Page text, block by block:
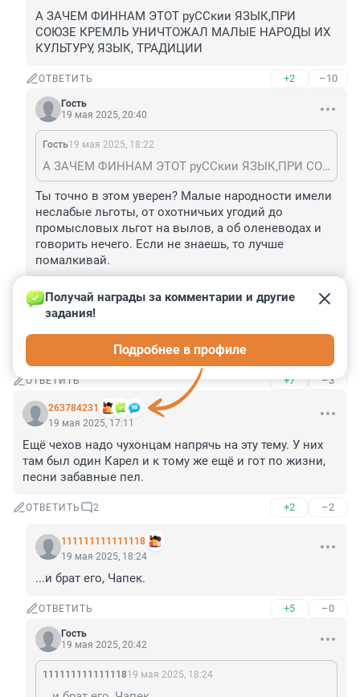
А ЗАЧЕМ ФИННАМ ЭТОТ руССкии ЯЗЫК,ПРИ
СОЮЗЕ КРЕМЛЬ УНИЧТОЖАЛ МАЛЫЕ НАРОДЫ ИХ
КУЛЬТУРУ, ЯЗЫК, ТРАДИЦИИ
ОТВЕТИТЬ +2 –10
Гость
19 мая 2025, 20:40
Гость19 мая 2025, 18:22
А ЗАЧЕМ ФИННАМ ЭТОТ руССкии ЯЗЫК,ПРИ СОЮЗЕ КРЕМЛЬ УНИЧТОЖАЛ МАЛЫЕ НАРОДЫ ИХ КУЛЬТУРУ, ЯЗЫК, ТРАДИЦИИ
Ты точно в этом уверен? Малые народности имели
неслабые льготы, от охотничьих угодий до
промысловых льгот на вылов, а об оленеводах и
говорить нечего. Если не знаешь, то лучше
помалкивай.
ОТВЕТИТЬ –1
Гость
Концлагеря тоже будут возрождать?
ОТВЕТИТЬ +7 –3
263784231
Получай награды за комментарии и другие
задания!
Подробнее в профиле
19 мая 2025, 17:11
Ещё чехов надо чухонцам напрячь на эту тему. У них
там был один Карел и к тому же ещё и гот по жизни,
песни забавные пел.
ОТВЕТИТЬ 2 +2 –2
111111111111118
19 мая 2025, 18:24
...и брат его, Чапек.
ОТВЕТИТЬ +5 –0
Гость
19 мая 2025, 20:42
11111111111111819 мая 2025, 18:24